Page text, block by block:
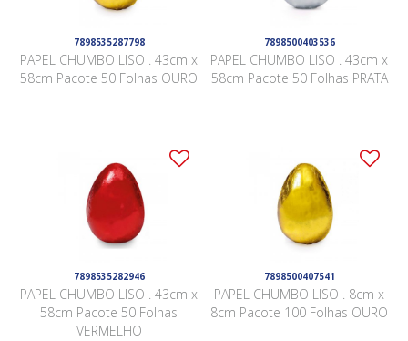
7898535287798
PAPEL CHUMBO LISO . 43cm x
58cm Pacote 50 Folhas OURO
7898500403536
PAPEL CHUMBO LISO . 43cm x
58cm Pacote 50 Folhas PRATA
7898535282946
PAPEL CHUMBO LISO . 43cm x
58cm Pacote 50 Folhas
VERMELHO
7898500407541
PAPEL CHUMBO LISO . 8cm x
8cm Pacote 100 Folhas OURO